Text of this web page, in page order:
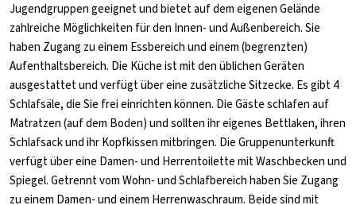
Jugendgruppen geeignet und bietet auf dem eigenen Gelände
zahlreiche Möglichkeiten für den Innen- und Außenbereich. Sie
haben Zugang zu einem Essbereich und einem (begrenzten)
Aufenthaltsbereich. Die Küche ist mit den üblichen Geräten
ausgestattet und verfügt über eine zusätzliche Sitzecke. Es gibt 4
Schlafsäle, die Sie frei einrichten können. Die Gäste schlafen auf
Matratzen (auf dem Boden) und sollten ihr eigenes Bettlaken, ihren
Schlafsack und ihr Kopfkissen mitbringen. Die Gruppenunterkunft
verfügt über eine Damen- und Herrentoilette mit Waschbecken und
Spiegel. Getrennt vom Wohn- und Schlafbereich haben Sie Zugang
zu einem Damen- und einem Herrenwaschraum. Beide sind mit